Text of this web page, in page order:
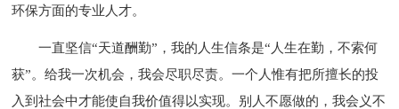
环保方面的专业人才。
一直坚信“天道酬勤”，我的人生信条是“人生在勤，不索何
获”。给我一次机会，我会尽职尽责。一个人惟有把所擅长的投
入到社会中才能使自我价值得以实现。别人不愿做的，我会义不